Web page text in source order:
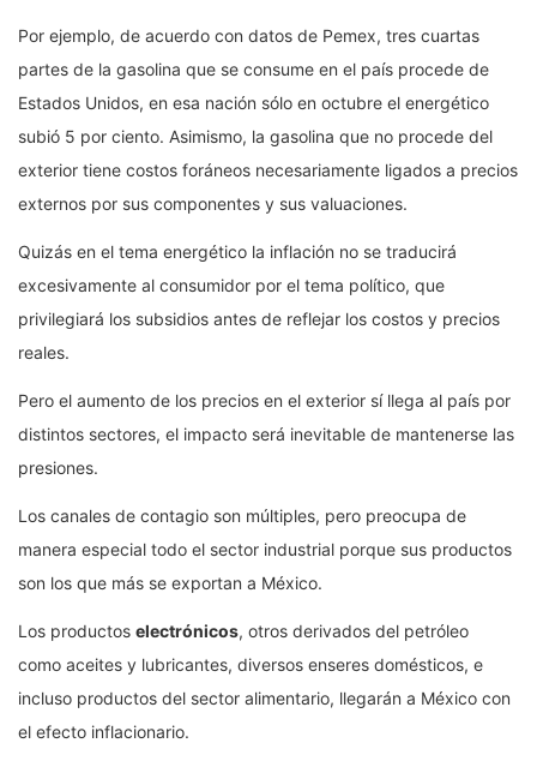
Por ejemplo, de acuerdo con datos de Pemex, tres cuartas
partes de la gasolina que se consume en el país procede de
Estados Unidos, en esa nación sólo en octubre el energético
subió 5 por ciento. Asimismo, la gasolina que no procede del
exterior tiene costos foráneos necesariamente ligados a precios
externos por sus componentes y sus valuaciones.
Quizás en el tema energético la inflación no se traducirá
excesivamente al consumidor por el tema político, que
privilegiará los subsidios antes de reflejar los costos y precios
reales.
Pero el aumento de los precios en el exterior sí llega al país por
distintos sectores, el impacto será inevitable de mantenerse las
presiones.
Los canales de contagio son múltiples, pero preocupa de
manera especial todo el sector industrial porque sus productos
son los que más se exportan a México.
Los productos electrónicos, otros derivados del petróleo
como aceites y lubricantes, diversos enseres domésticos, e
incluso productos del sector alimentario, llegarán a México con
el efecto inflacionario.